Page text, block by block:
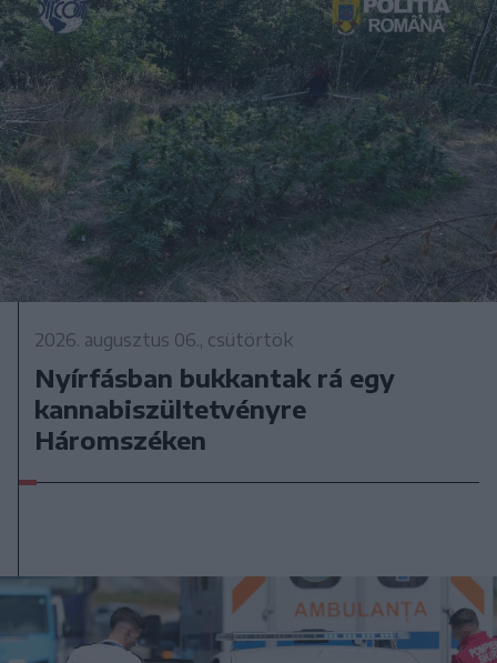
2026. augusztus 06., csütörtök
Nyírfásban bukkantak rá egy
kannabiszültetvényre
Háromszéken